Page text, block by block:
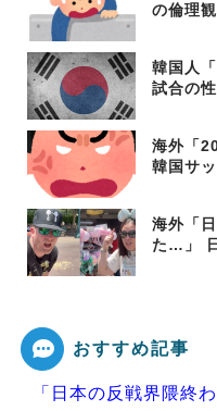
の倫理
韓国人
試合の
海外「
韓国サ
海外「
た…」
おすすめ記事
「日本の反戦界隈終